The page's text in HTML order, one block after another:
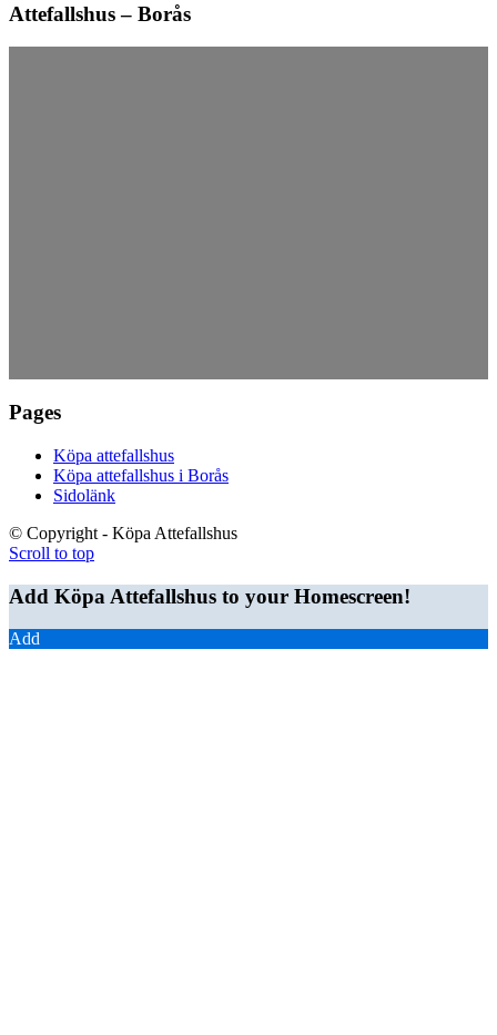
Attefallshus – Borås
Pages
Köpa attefallshus
Köpa attefallshus i Borås
Sidolänk
© Copyright - Köpa Attefallshus
Scroll to top
Add Köpa Attefallshus to your Homescreen!
Add